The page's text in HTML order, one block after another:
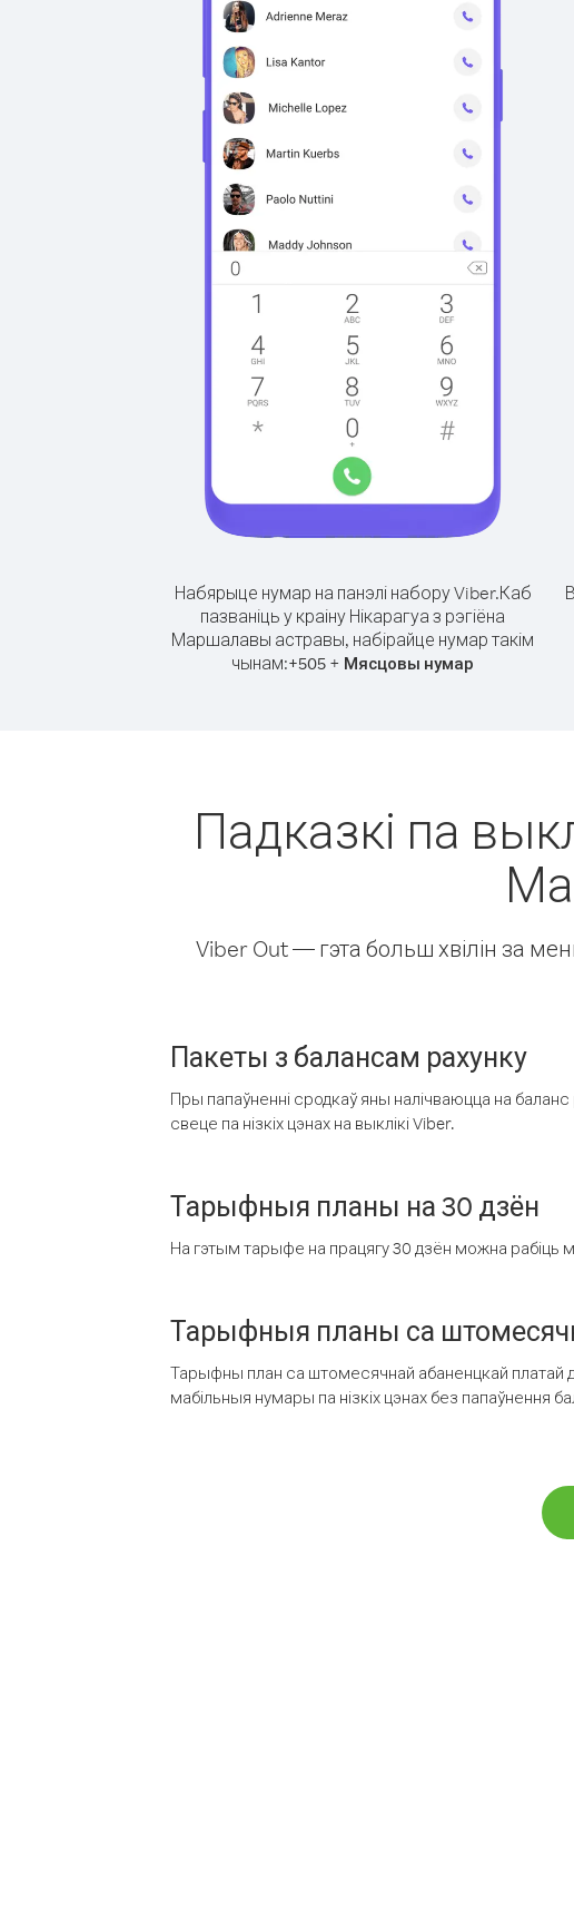
Набярыце нумар на панэлі набору Viber.Каб
пазваніць у краіну Нікарагуа з рэгіёна
Маршалавы астравы, набірайце нумар такім
чынам:+505 + Мясцовы нумар
Падказкі па
Viber Out — гэта больш хвілін за
Пакеты з балансам рахунку
Пры папаўненні сродкаў яны налічваюцца на
свеце па нізкіх цэнах на выклікі Viber.
Тарыфныя планы на 30 дзён
На гэтым тарыфе на працягу 30 дзён можна рабіць
Тарыфныя планы са
Тарыфны план са штомесячнай абаненцкай платай
мабільныя нумары па нізкіх цэнах без папаўнення